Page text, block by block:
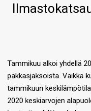
Tammikuu alkoi yhdellä
pakkasjaksoista. Vaikka
tammikuun
2020 keskiarvojen